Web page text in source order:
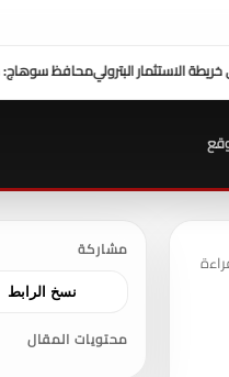
ملايين دولار تعزز التنمية بالمحافظة
مشاركة
نسخ الرابط
محتويات المقال